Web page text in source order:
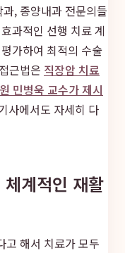
, 종양내과 전문의들
과적인 선행 치료 계
가하여 최적의 수술
근법은 직장암 치료
민병욱 교수가 제시
사에서도 자세히 다
계적인 재활
고 해서 치료가 모두